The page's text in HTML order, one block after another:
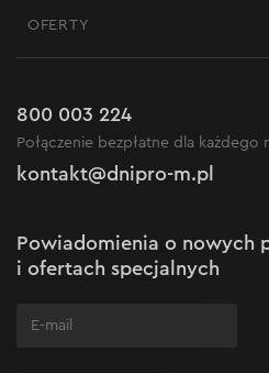
Regulamin sklepu internetowego
Polityka prywatności
Gwarancja i serwis
Reklamacje i skargi
Ustawienia plików cookie
Często zadawane pytania
OFERTY
Nowości
800 003 224
Połączenie bezpłatne dla każdego
kontakt@dnipro-m.pl
Powiadomienia o nowych
i ofertach specjalnych